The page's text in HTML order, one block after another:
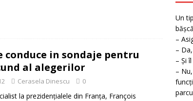
conduce in sondaje pentru
al alegerilor
Cerasela Dinescu 0
la prezidenţialele din Franţa, François
Un
–
–
– Și
–